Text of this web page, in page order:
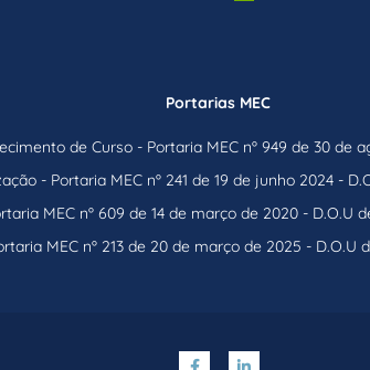
Portarias MEC
de Curso - Portaria MEC nº 949 de 30 de
- Portaria MEC nº 241 de 19 de junho 2024 -
MEC nº 609 de 14 de março de 2020 - D.O.U
MEC nº 213 de 20 de março de 2025 - D.O.U